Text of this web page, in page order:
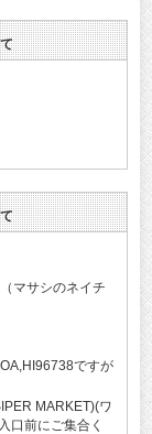
マサシのネイチ
ですが
MARKET)(ワ
口前にご集合く